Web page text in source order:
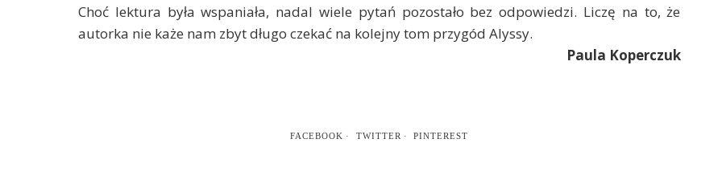
Choć lektura była wspaniała, nadal wiele pytań pozostało bez odpowiedzi. Liczę na to, że
autorka nie każe nam zbyt długo czekać na kolejny tom przygód Alyssy.
Paula Koperczuk
FACEBOOK TWITTER PINTEREST